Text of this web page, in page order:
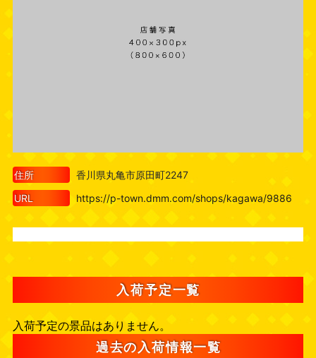
住所
香川県丸亀市原田町2247
URL
https://p-town.dmm.com/shops/kagawa/9886
入荷予定一覧
入荷予定の景品はありません。
過去の入荷情報一覧